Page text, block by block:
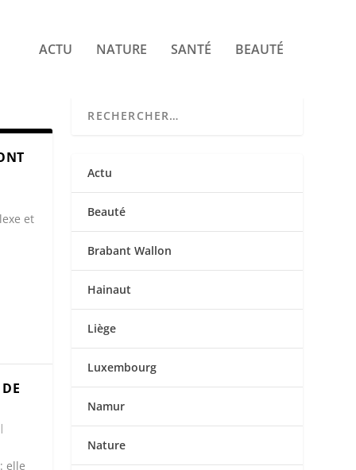
ACTU NATURE SANTÉ BEAUTÉ
et
elle
Actu
Beauté
Brabant Wallon
Hainaut
Liège
Luxembourg
Namur
Nature